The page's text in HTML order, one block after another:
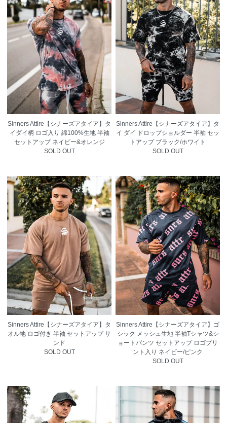
Sinners Attire【シナーズアタイア】タ
イダイ柄 ロゴ入り 綿100%生地 半袖
セットアップ ネイビー&オレンジ
SOLD OUT
Sinners Attire【シナーズアタイア】タ
イ ダイ ドロップショルダー 半袖 セッ
トアップ ブラック/ホワイト
SOLD OUT
Sinners Attire【シナーズアタイア】タ
オル地 ロゴ付き 半袖 セットアップ サ
ンド
SOLD OUT
Sinners Attire【シナーズアタイア】ゴ
シック メッシュ生地 半袖Tシャツ&シ
ョートパンツ セットアップ ロゴプリ
ント入り ネイビー/ピンク
SOLD OUT